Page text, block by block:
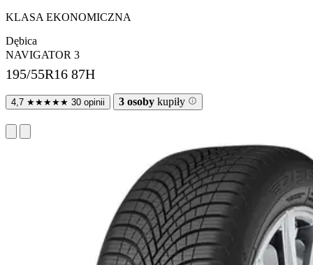
KLASA EKONOMICZNA
Dębica
NAVIGATOR 3
195/55R16 87H
4,7 ★★★★★ 30 opinii 3 osoby kupiły